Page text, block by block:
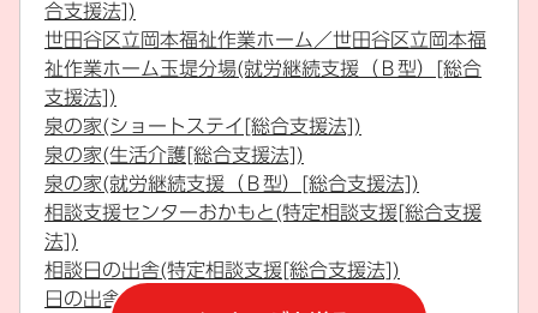
合支援法])
世田谷区立岡本福祉作業ホーム／世田谷区立岡本福
祉作業ホーム玉堤分場(就労継続支援（Ｂ型）[総合
支援法])
泉の家(ショートステイ[総合支援法])
泉の家(生活介護[総合支援法])
泉の家(就労継続支援（Ｂ型）[総合支援法])
相談支援センターおかもと(特定相談支援[総合支援
法])
相談日の出舎(特定相談支援[総合支援法])
日の出舎(ショートステイ[総合支援法])